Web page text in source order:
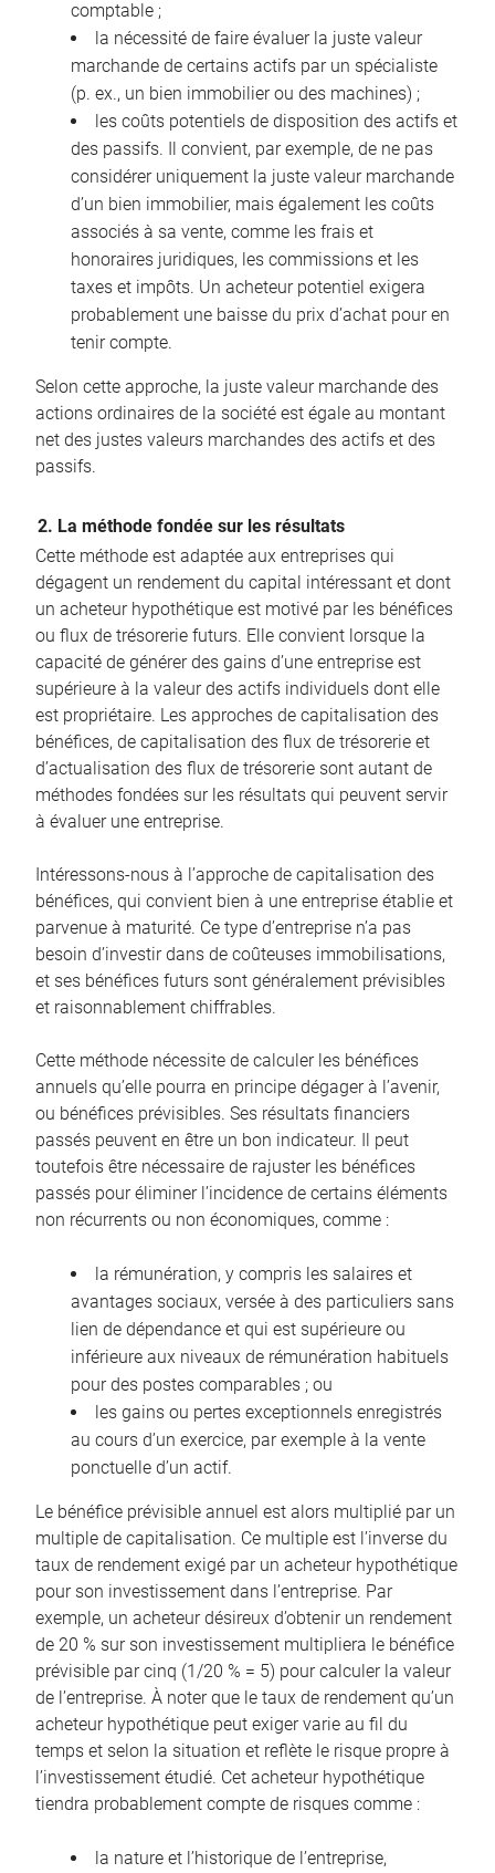
comptable ;
la nécessité de faire évaluer la juste valeur
marchande de certains actifs par un spécialiste
(p. ex., un bien immobilier ou des machines) ;
les coûts potentiels de disposition des actifs et
des passifs. Il convient, par exemple, de ne pas
considérer uniquement la juste valeur marchande
d’un bien immobilier, mais également les coûts
associés à sa vente, comme les frais et
honoraires juridiques, les commissions et les
taxes et impôts. Un acheteur potentiel exigera
probablement une baisse du prix d’achat pour en
tenir compte.
Selon cette approche, la juste valeur marchande des
actions ordinaires de la société est égale au montant
net des justes valeurs marchandes des actifs et des
passifs.
2. La méthode fondée sur les résultats
Cette méthode est adaptée aux entreprises qui
dégagent un rendement du capital intéressant et dont
un acheteur hypothétique est motivé par les bénéfices
ou flux de trésorerie futurs. Elle convient lorsque la
capacité de générer des gains d’une entreprise est
supérieure à la valeur des actifs individuels dont elle
est propriétaire. Les approches de capitalisation des
bénéfices, de capitalisation des flux de trésorerie et
d’actualisation des flux de trésorerie sont autant de
méthodes fondées sur les résultats qui peuvent servir
à évaluer une entreprise.
Intéressons-nous à l’approche de capitalisation des
bénéfices, qui convient bien à une entreprise établie et
parvenue à maturité. Ce type d’entreprise n’a pas
besoin d’investir dans de coûteuses immobilisations,
et ses bénéfices futurs sont généralement prévisibles
et raisonnablement chiffrables.
Cette méthode nécessite de calculer les bénéfices
annuels qu’elle pourra en principe dégager à l’avenir,
ou bénéfices prévisibles. Ses résultats financiers
passés peuvent en être un bon indicateur. Il peut
toutefois être nécessaire de rajuster les bénéfices
passés pour éliminer l’incidence de certains éléments
non récurrents ou non économiques, comme :
la rémunération, y compris les salaires et
avantages sociaux, versée à des particuliers sans
lien de dépendance et qui est supérieure ou
inférieure aux niveaux de rémunération habituels
pour des postes comparables ; ou
les gains ou pertes exceptionnels enregistrés
au cours d’un exercice, par exemple à la vente
ponctuelle d’un actif.
Le bénéfice prévisible annuel est alors multiplié par un
multiple de capitalisation. Ce multiple est l’inverse du
taux de rendement exigé par un acheteur hypothétique
pour son investissement dans l’entreprise. Par
exemple, un acheteur désireux d’obtenir un rendement
de 20 % sur son investissement multipliera le bénéfice
prévisible par cinq (1/20 % = 5) pour calculer la valeur
de l’entreprise. À noter que le taux de rendement qu’un
acheteur hypothétique peut exiger varie au fil du
temps et selon la situation et reflète le risque propre à
l’investissement étudié. Cet acheteur hypothétique
tiendra probablement compte de risques comme :
la nature et l’historique de l’entreprise,